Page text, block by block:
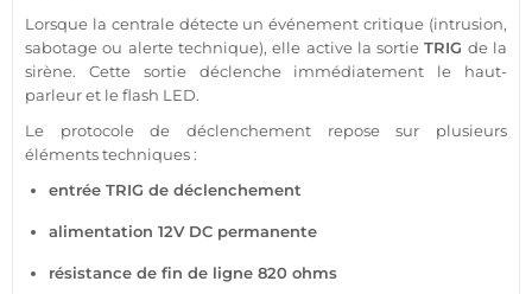
Lorsque la centraledétecte un événement critique (intrusion,
sabotage ou alerte technique), elle active lasortie TRIG de la
sirène. Cette sortiedéclenche immédiatement le haut-
parleur et le flash LED.
Le protocolede déclenchement repose sur plusieurs
éléments techniques :
entrée TRIG de déclenchement
alimentation 12VDC permanente
résistance de fin de ligne 820 ohms